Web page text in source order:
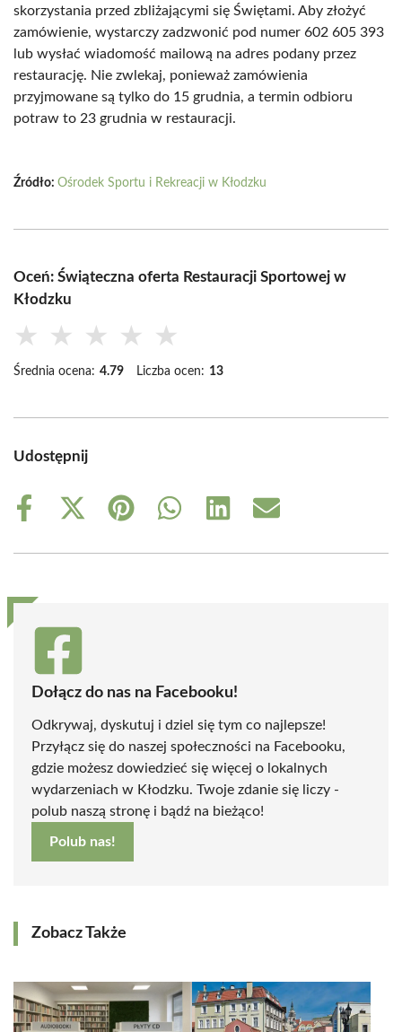
skorzystania przed zbliżającymi się Świętami. Aby złożyć
zamówienie, wystarczy zadzwonić pod numer 602 605 393
lub wysłać wiadomość mailową na adres podany przez
restaurację. Nie zwlekaj, ponieważ zamówienia
przyjmowane są tylko do 15 grudnia, a termin odbioru
potraw to 23 grudnia w restauracji.
Źródło: Ośrodek Sportu i Rekreacji w Kłodzku
Oceń: Świąteczna oferta Restauracji Sportowej w
Kłodzku
★ ★ ★ ★ ★
Średnia ocena: 4.79 Liczba ocen: 13
Udostępnij
Share
Share
(Twitter)
Share
Share
Share
Share
Dołącz do nas na Facebooku!
Odkrywaj, dyskutuj i dziel się tym co najlepsze!
Przyłącz się do naszej społeczności na Facebooku,
gdzie możesz dowiedzieć się więcej o lokalnych
wydarzeniach w Kłodzku. Twoje zdanie się liczy -
polub naszą stronę i bądź na bieżąco!
Polub nas!
Zobacz Także